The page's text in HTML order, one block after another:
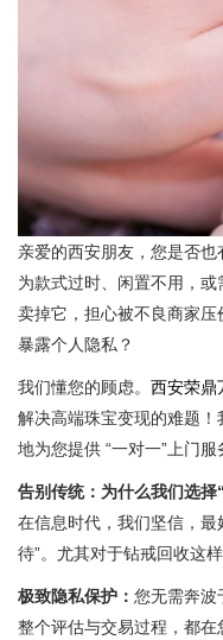
亲爱的西安朋友，您是否
为款式过时、闲置不用，
卖掉它，担心被不良商家
暴露个人隐私？
我们懂您的顾虑。 西安荣鼎
解决高端珠宝变现的难题
地为您提供 “一对一”上门服
告别传统： 为什么我们选择
在信息时代，我们坚信，最
待”。尤其对于钻戒回收这
极致隐私保护： 您无需奔波
整个评估与交易过程，都